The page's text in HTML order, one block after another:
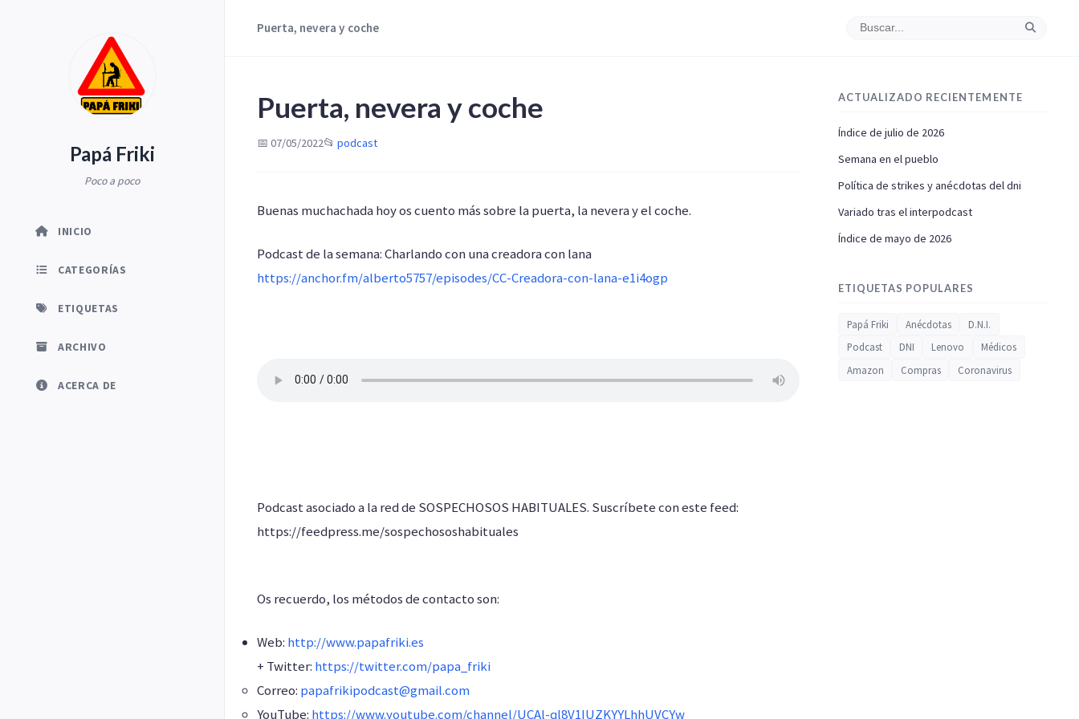
Papá Friki
Poco a poco
INICIO
CATEGORÍAS
ETIQUETAS
ARCHIVO
ACERCA DE
Puerta, nevera y coche
Puerta, nevera y coche
📅 07/05/2022📂 podcast
Buenas muchachada hoy os cuento más sobre la puerta, la nevera y el coche.
Podcast de la semana: Charlando con una creadora con lana
https://anchor.fm/alberto5757/episodes/CC-Creadora-con-lana-e1i4ogp
Podcast asociado a la red de SOSPECHOSOS HABITUALES. Suscríbete con este feed:
https://feedpress.me/sospechososhabituales
Os recuerdo, los métodos de contacto son:
Web: http://www.papafriki.es
+ Twitter: https://twitter.com/papa_friki
Correo: papafrikipodcast@gmail.com
YouTube: https://www.youtube.com/channel/UCAl-ql8V1IUZKYYLhhUVCYw
ACTUALIZADO RECIENTEMENTE
Índice de julio de 2026
Semana en el pueblo
Política de strikes y anécdotas del dni
Variado tras el interpodcast
Índice de mayo de 2026
ETIQUETAS POPULARES
Papá Friki Anécdotas
D.N.I.
Podcast
DNI Lenovo
Médicos
Amazon
Compras Coronavirus